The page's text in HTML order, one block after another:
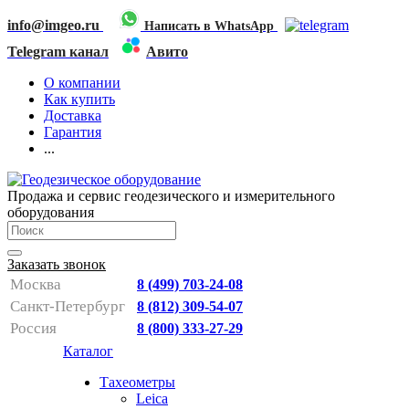
info@imgeo.ru Написать в WhatsApp
Telegram канал
Авито
О компании
Как купить
Доставка
Гарантия
...
Продажа и сервис геодезического и измерительного
оборудования
Заказать звонок
Москва 8 (499) 703-24-08
Санкт-Петербург 8 (812) 309-54-07
Россия 8 (800) 333-27-29
Каталог
Тахеометры
Leica